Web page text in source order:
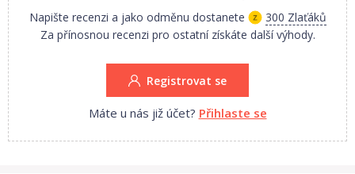
Napište recenzi a jako odměnu dostanete
300 Zlaťáků
Za přínosnou recenzi pro ostatní získáte další výhody.
Registrovat se
Máte u nás již účet? Přihlaste se